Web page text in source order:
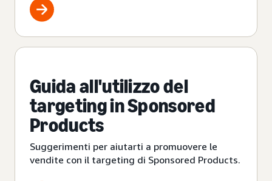
Guida all'utilizzo del
targeting in Sponsored
Products
Suggerimenti per aiutarti a promuovere le
vendite con il targeting di Sponsored Products.